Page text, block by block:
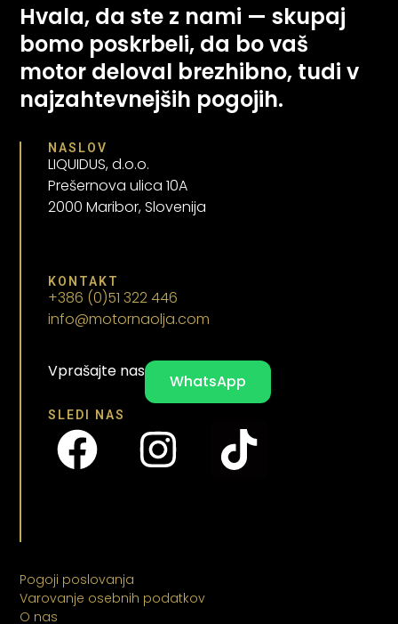
Hvala, da ste z nami — skupaj
bomo poskrbeli, da bo vaš
motor deloval brezhibno, tudi v
najzahtevnejših pogojih.
NASLOV
LIQUIDUS, d.o.o.
Prešernova ulica 10A
2000 Maribor, Slovenija
KONTAKT
+386 (0)51 322 446
info@motornaolja.com
Vprašajte nas
WhatsApp
SLEDI NAS
Pogoji poslovanja
Varovanje osebnih podatkov
O nas